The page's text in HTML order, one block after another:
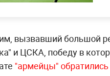
вызвавший большой
и ЦСКА, победу в
"армейцы"